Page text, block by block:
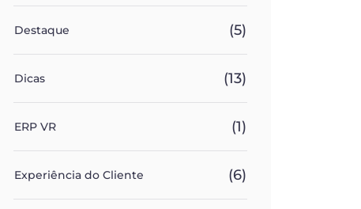
Destaque (5)
Dicas (13)
ERP VR (1)
Experiência do Cliente (6)